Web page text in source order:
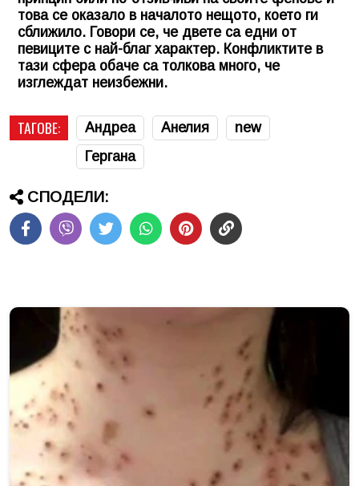
това се оказало в началото нещото, което ги
сближило. Говори се, че двете са едни от
певиците с най-благ характер. Конфликтите в
тази сфера обаче са толкова много, че
изглеждат неизбежни.
ТАГОВЕ: Андреа Анелия
new
Гергана
СПОДЕЛИ: